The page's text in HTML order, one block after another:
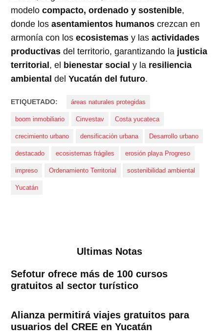
modelocompacto, ordenado y sostenible,
donde losasentamientos humanos crezcan en
armonía con losecosistemas y lasactividades
productivas del territorio, garantizando la justicia
territorial, el bienestar social y la resiliencia
ambiental delYucatán del futuro.
ETIQUETADO: áreas naturales protegidas
boom inmobiliario Cinvestav Costa yucateca
crecimiento urbano densificación urbana Desarrollo urbano
destacado ecosistemas frágiles erosión playa Progreso
impreso Ordenamiento Territorial sostenibilidad ambiental
Yucatán
Ultimas Notas
Sefotur ofrece más de 100 cursos
gratuitos al sector turístico
Alianza permitirá viajes gratuitos para
usuarios del CREE en Yucatán